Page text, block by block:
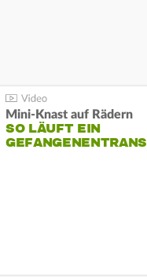
Mini-Knast auf Rädern
SO LÄUFT EIN